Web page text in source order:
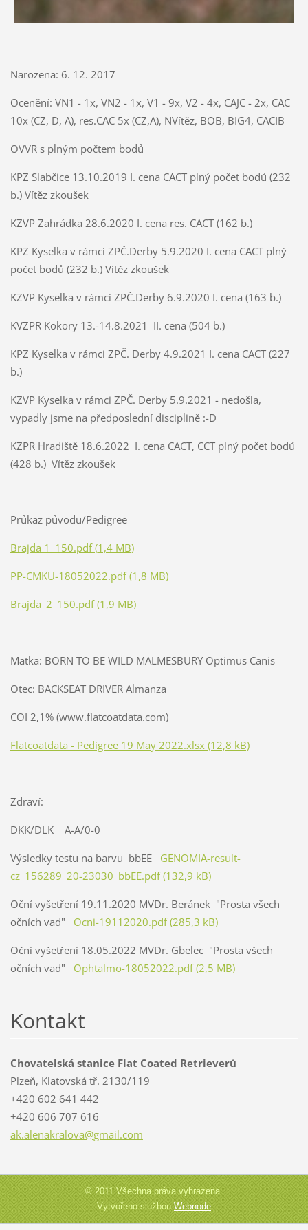
Narozena: 6. 12. 2017
Ocenění: VN1 - 1x, VN2 - 1x, V1 - 9x, V2 - 4x, CAJC - 2x, CAC
10x (CZ, D, A), res.CAC 5x (CZ,A), NVítěz, BOB, BIG4, CACIB
OVVR s plným počtem bodů
KPZ Slabčice 13.10.2019 I. cena CACT plný počet bodů (232
b.) Vítěz zkoušek
KZVP Zahrádka 28.6.2020 I. cena res. CACT (162 b.)
KPZ Kyselka v rámci ZPČ.Derby 5.9.2020 I. cena CACT plný
počet bodů (232 b.) Vítěz zkoušek
KZVP Kyselka v rámci ZPČ.Derby 6.9.2020 I. cena (163 b.)
KVZPR Kokory 13.-14.8.2021 II. cena (504 b.)
KPZ Kyselka v rámci ZPČ. Derby 4.9.2021 I. cena CACT (227
b.)
KZVP Kyselka v rámci ZPČ. Derby 5.9.2021 - nedošla,
vypadly jsme na předposlední disciplině :-D
KZPR Hradiště 18.6.2022 I. cena CACT, CCT plný počet bodů
(428 b.) Vítěz zkoušek
Průkaz původu/Pedigree
Brajda 1_150.pdf (1,4 MB)
PP-CMKU-18052022.pdf (1,8 MB)
Brajda_2_150.pdf (1,9 MB)
Matka: BORN TO BE WILD MALMESBURY Optimus Canis
Otec: BACKSEAT DRIVER Almanza
COI 2,1% (www.flatcoatdata.com)
Flatcoatdata - Pedigree 19 May 2022.xlsx (12,8 kB)
Zdraví:
DKK/DLK A-A/0-0
Výsledky testu na barvu bbEE GENOMIA-result-
cz_156289_20-23030_bbEE.pdf (132,9 kB)
Oční vyšetření 19.11.2020 MVDr. Beránek "Prosta všech
očních vad" Ocni-19112020.pdf (285,3 kB)
Oční vyšetření 18.05.2022 MVDr. Gbelec "Prosta všech
očních vad" Ophtalmo-18052022.pdf (2,5 MB)
Kontakt
Chovatelská stanice Flat Coated Retrieverů
Plzeň, Klatovská tř. 2130/119
+420 602 641 442
+420 606 707 616
ak.alenakralova@gmail.com
© 2011 Všechna práva vyhrazena.
Vytvořeno službouWebnode